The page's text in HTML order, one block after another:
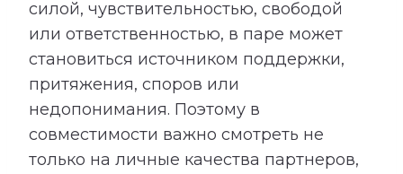
силой, чувствительностью, свободой
или ответственностью, в паре может
становиться источником поддержки,
притяжения, споров или
недопонимания. Поэтому в
совместимости важно смотреть не
только на личные качества партнеров,